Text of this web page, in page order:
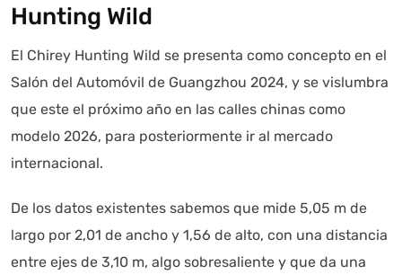
Hunting Wild
El Chirey Hunting Wild se presenta como concepto en el
Salón del Automóvil de Guangzhou 2024, y se vislumbra
que este el próximo año en las calles chinas como
modelo 2026, para posteriormente ir al mercado
internacional.
De los datos existentes sabemos que mide 5,05 m de
largo por 2,01 de ancho y 1,56 de alto, con una distancia
entre ejes de 3,10 m, algo sobresaliente y que da una